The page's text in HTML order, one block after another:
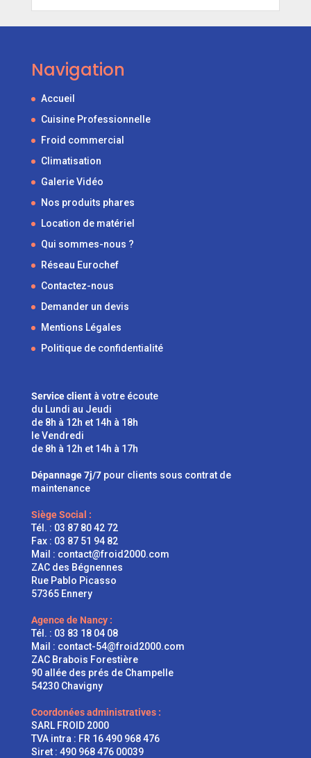
Navigation
Accueil
Cuisine Professionnelle
Froid commercial
Climatisation
Galerie Vidéo
Nos produits phares
Location de matériel
Qui sommes-nous ?
Réseau Eurochef
Contactez-nous
Demander un devis
Mentions Légales
Politique de confidentialité
Service clientà votre écoute
du Lundi au Jeudi
de 8h à 12h et 14h à 18h
le Vendredi
de 8h à 12h et 14h à 17h
Dépannage 7j/7pour clients sous contrat de
maintenance
Siège Social :
Tél. : 03 87 80 42 72
Fax : 03 87 51 94 82
Mail : contact@froid2000.com
ZAC des Bégnennes
Rue Pablo Picasso
57365 Ennery
Agence de Nancy :
Tél. : 03 83 18 04 08
Mail : contact-54@froid2000.com
ZAC Brabois Forestière
90 allée des prés de Champelle
54230 Chavigny
Coordonées administratives :
SARL FROID 2000
TVA intra : FR 16 490 968 476
Siret : 490 968 476 00039